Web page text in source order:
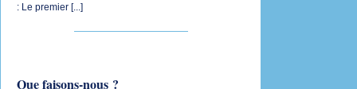
: Le premier [...]
Que faisons-nous ?